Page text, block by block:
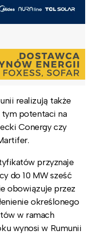
realizują także
tym potentaci na
Conergy czy
przyznaje
do 10 MW sześć
obowiązuje przez
określonego
w ramach
wynosi w Rumunii